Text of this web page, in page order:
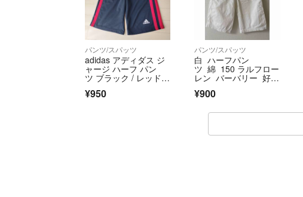
パンツ/スパッツ
adidas アディダス ジ
ャージ ハーフ パン
ツ ブラック / レッド 1
¥950
パンツ/スパッツ
白 ハーフパン
ツ 綿 150 ラルフロー
レン バーバリー 好き
¥900